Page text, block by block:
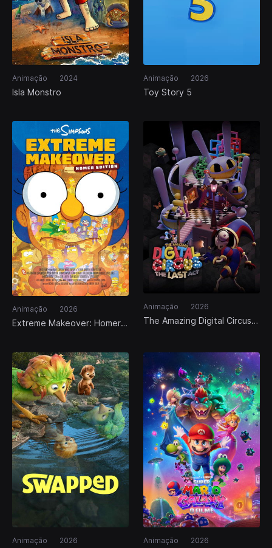
Animação 2024
Isla Monstro
Animação 2026
Toy Story 5
Animação 2026
Extreme Makeover: Homer
Animação 2026
The Amazing Digital Circus:
Animação 2026 Animação 2026